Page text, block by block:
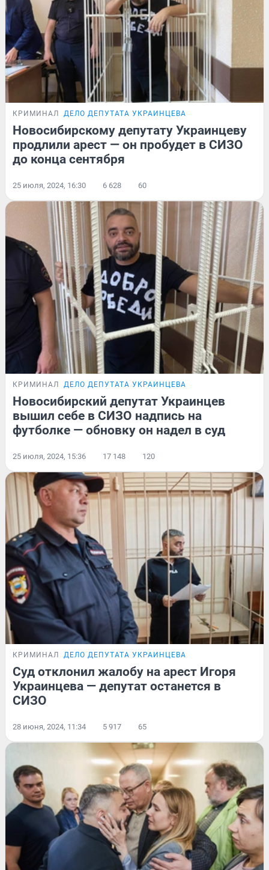
КРИМИНАЛ ДЕЛО ДЕПУТАТА УКРАИНЦЕВА
Новосибирскому депутату Украинцеву
продлили арест — он пробудет в СИЗО
до конца сентября
25 июля, 2024, 16:30 6 628 60
КРИМИНАЛ ДЕЛО ДЕПУТАТА УКРАИНЦЕВА
Новосибирский депутат Украинцев
вышил себе в СИЗО надпись на
футболке — обновку он надел в суд
25 июля, 2024, 15:36 17 148 120
КРИМИНАЛ ДЕЛО ДЕПУТАТА УКРАИНЦЕВА
Суд отклонил жалобу на арест Игоря
Украинцева — депутат останется в
СИЗО
28 июня, 2024, 11:34 5 917 65